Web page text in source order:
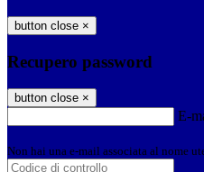
button close ×
Recupero password
button close ×
E-
Non hai una e-mail associata al nome